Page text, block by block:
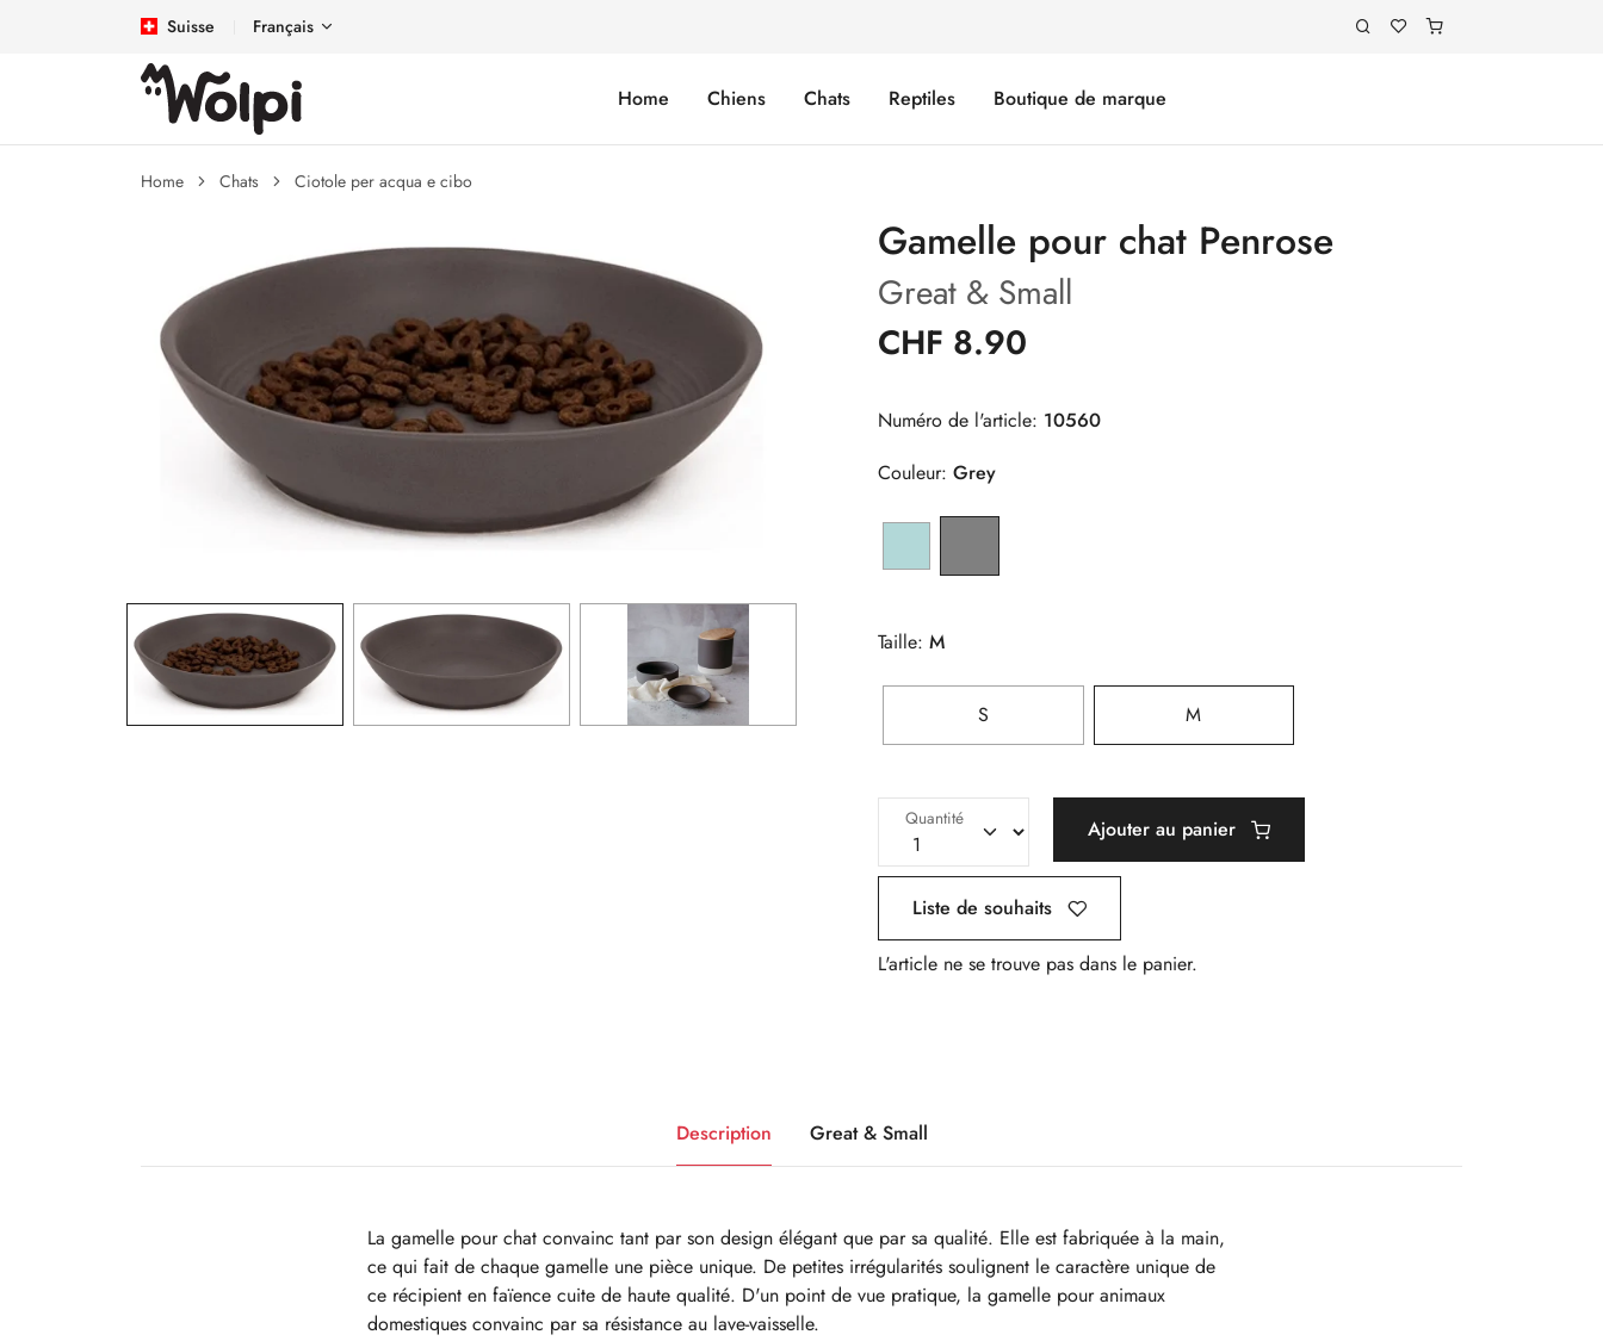
Suisse Français
Home Chiens Chats Reptiles Boutique de marque
Home Chats Ciotole per acqua e cibo
Gamelle pour chat Penrose
Great & Small
CHF 8.90
Numéro de l'article: 10560
Couleur: Grey
Taille: M
S M
Quantité Ajouter au panier
Liste de souhaits
L'article ne se trouve pas dans le panier.
Description Great & Small
La gamelle pour chat convainc tant par son design élégant que par sa qualité. Elle est fabriquée à la main,
ce qui fait de chaque gamelle une pièce unique. De petites irrégularités soulignent le caractère unique de
ce récipient en faïence cuite de haute qualité. D'un point de vue pratique, la gamelle pour animaux
domestiques convainc par sa résistance au lave-vaisselle.